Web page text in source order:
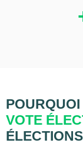
VOTE
ÉLECTIONS